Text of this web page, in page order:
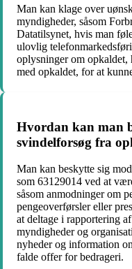
Man kan klage over
myndigheder, såsom
Datatilsynet, hvis man
ulovlig
oplysninger om opkaldet,
med opkaldet, for at
Hvordan kan man
svindelforsøg fra
Man kan beskytte sig
som 63129014 ved at
såsom anmodninger om
pengeoverførsler eller
at deltage i rapportering
myndigheder og
nyheder og information
falde offer for bedrageri.